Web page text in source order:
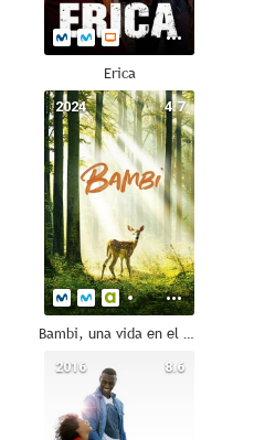
Erica
4.7
2024
Bambi, una vida en el bosque
8.6
2016